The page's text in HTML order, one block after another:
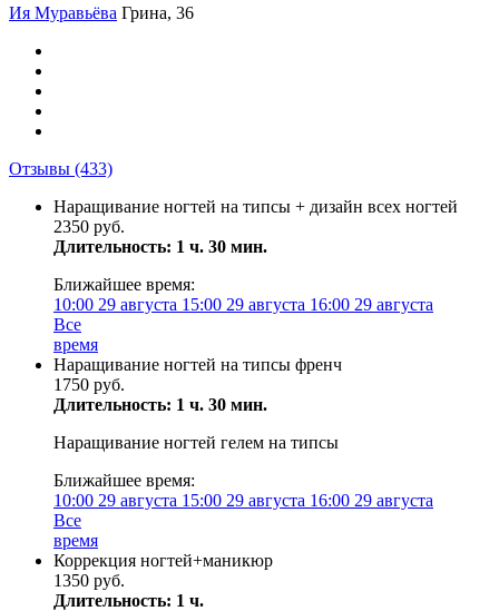
Ия Муравьёва Грина, 36
Отзывы (433)
Наращивание ногтей на типсы + дизайн всех ногтей
2350 руб.
Длительность: 1 ч. 30 мин.
Ближайшее время:
10:00 29 августа 15:00 29 августа 16:00 29 августа
Все
время
Наращивание ногтей на типсы френч
1750 руб.
Длительность: 1 ч. 30 мин.
Наращивание ногтей гелем на типсы
Ближайшее время:
10:00 29 августа 15:00 29 августа 16:00 29 августа
Все
время
Коррекция ногтей+маникюр
1350 руб.
Длительность: 1 ч.